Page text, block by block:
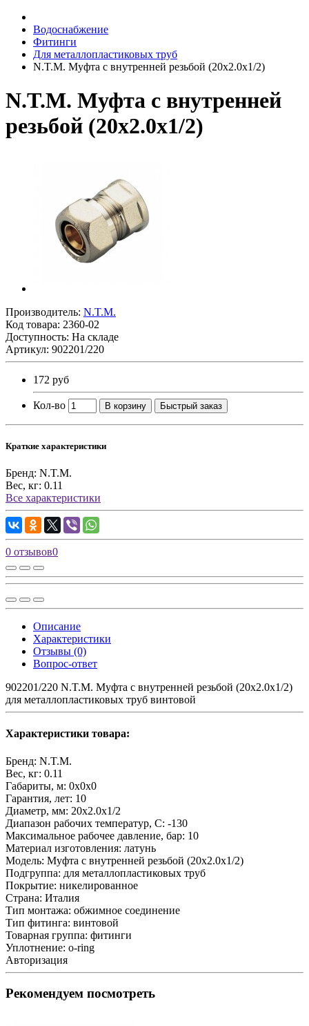
Водоснабжение
Фитинги
Для металлопластиковых труб
N.T.M. Муфта с внутренней резьбой (20х2.0х1/2)
N.T.M. Муфта с внутренней
резьбой (20х2.0х1/2)
Производитель: N.T.M.
Код товара: 2360-02
Доступность: На складе
Артикул: 902201/220
172 руб
Кол-во В корзину Быстрый заказ
Краткие характеристики
Бренд: N.T.M.
Вес, кг: 0.11
Все характеристики
0 отзывов0
Описание
Характеристики
Отзывы (0)
Вопрос-ответ
902201/220 N.T.M. Муфта с внутренней резьбой (20х2.0х1/2)
для металлопластиковых труб винтовой
Характеристики товара:
Бренд: N.T.M.
Вес, кг: 0.11
Габариты, м: 0x0x0
Гарантия, лет: 10
Диаметр, мм: 20х2.0х1/2
Диапазон рабочих температур, С: -130
Максимальное рабочее давление, бар: 10
Материал изготовления: латунь
Модель: Муфта с внутренней резьбой (20х2.0х1/2)
Подгруппа: для металлопластиковых труб
Покрытие: никелированное
Страна: Италия
Тип монтажа: обжимное соединение
Тип фитинга: винтовой
Товарная группа: фитинги
Уплотнение: o-ring
Авторизация
Рекомендуем посмотреть